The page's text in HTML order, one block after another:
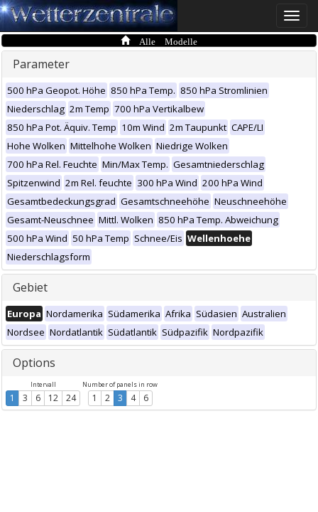
Toggle
Alle Modelle
Parameter
500 hPa Geopot. Höhe 850 hPa Temp. 850 hPa Stromlinien
Niederschlag 2m Temp 700 hPa Vertikalbew
850 hPa Pot. Äquiv. Temp 10m Wind 2m Taupunkt CAPE/LI
Hohe Wolken Mittelhohe Wolken Niedrige Wolken
700 hPa Rel. Feuchte Min/Max Temp. Gesamtniederschlag
Spitzenwind 2m Rel. feuchte 300 hPa Wind 200 hPa Wind
Gesamtbedeckungsgrad Gesamtschneehöhe Neuschneehöhe
Gesamt-Neuschnee Mittl. Wolken 850 hPa Temp. Abweichung
500 hPa Wind 50 hPa Temp Schnee/Eis Wellenhoehe
Niederschlagsform
Gebiet
Europa Nordamerika Südamerika Afrika Südasien Australien
Nordsee Nordatlantik Südatlantik Südpazifik Nordpazifik
Options
Intervall
1 3 6 12 24
Number of panels in row
1 2 3 4 6